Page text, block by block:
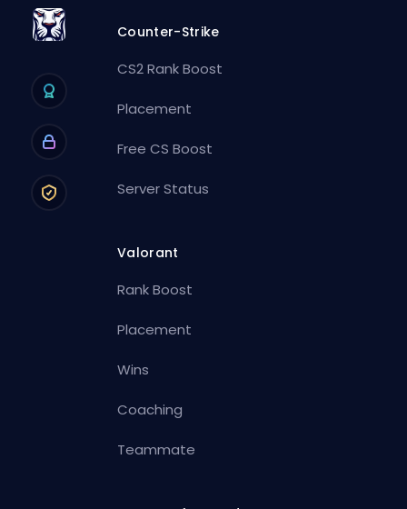
Counter-Strike
CS2 Rank Boost
Placement
Free CS Boost
Server Status
Valorant
Rank Boost
Placement
Wins
Coaching
Teammate